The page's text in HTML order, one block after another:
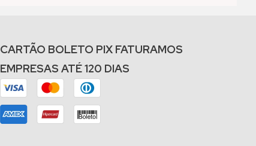
CARTÃO BOLETO PIX FATURAMOS
EMPRESAS ATÉ 120 DIAS